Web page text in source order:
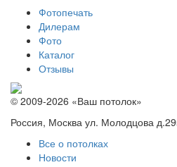
Фотопечать
Дилерам
Фото
Каталог
Отзывы
© 2009-2026 «Ваш потолок»
Россия, Москва ул. Молодцова
Все о потолках
Новости